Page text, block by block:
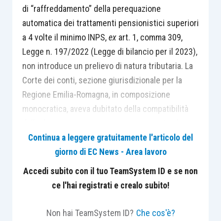
di “raffreddamento” della perequazione
automatica dei trattamenti pensionistici superiori
a 4 volte il minimo INPS,exart. 1, comma 309,
Legge n. 197/2022 (Legge di bilancio per il 2023),
non introduce un prelievo di natura tributaria. La
Corte dei conti, sezione giurisdizionale per la
Regione Emilia-Romagna, in composizione
monocratica, aveva dubitato della compatibilità
eguaglianza tributaria, ragionevolezza e
temporaneità, di cui agli artt. 3 e 53, Costituzione.
La Corte Costituzionale ha rilevato che la
disposizione censurata non configura una
Continua a leggere gratuitamente l'articolo del
giorno di EC News - Area lavoro
Accedi subito con il tuo TeamSystem ID e se non
ce l'hai registrati e crealo subito!
Non hai TeamSystem ID? Che cos'è?